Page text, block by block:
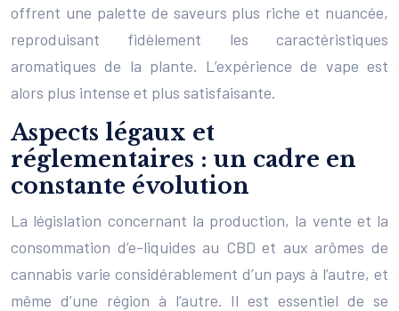
offrent une palette de saveurs plus riche et nuancée,
reproduisant fidèlement les caractéristiques
aromatiques de la plante. L’expérience de vape est
alors plus intense et plus satisfaisante.
Aspects légaux et
réglementaires : un cadre en
constante évolution
La législation concernant la production, la vente et la
consommation d’e-liquides au CBD et aux arômes de
cannabis varie considérablement d’un pays à l’autre, et
même d’une région à l’autre. Il est essentiel de se